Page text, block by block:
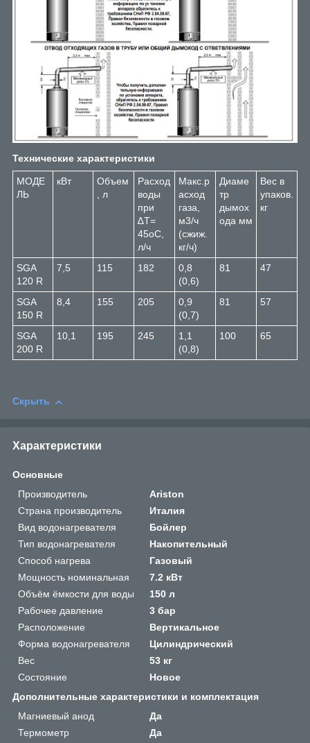
Технические характеристики
МОДЕ
ЛЬ
кВт
Объем
, л
Расход
воды
при
∆T=
45oC,
л/ч
Макс.р
асход
газа,
м3/ч
(сжиж.
кг/ч)
Диаме
тр
дымох
ода мм
Вес в
упаков.
кг
SGA
120 R
7,5 115 182
0,8
(0,6)
81 47
SGA
150 R
8,4 155 205
0,9
(0,7)
81 57
SGA
200 R
10,1 195 245
1,1
(0,8)
100 65
Скрыть
Характеристики
Основные
Производитель
Ariston
Страна производитель
Италия
Вид водонагревателя
Бойлер
Тип водонагревателя
Накопительный
Способ нагрева
Газовый
Мощность номинальная
7.2 кВт
Объём ёмкости для воды
150 л
Рабочее давление
3 бар
Расположение
Вертикальное
Форма водонагревателя
Цилиндрический
Вес
53 кг
Состояние
Новое
Дополнительные характеристики и комплектация
Магниевый анод
Да
Термометр
Да